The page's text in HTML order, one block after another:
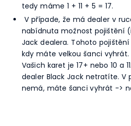
tedy máme 1 + 11 + 5 = 17.
V případe, že má dealer v
nabídnuta možnost pojištění
Jack dealera. Tohoto
kdy máte velkou šanci vyhrát.
Vašich karet je 17+ nebo 10 a
dealer Black Jack netratíte. V
nemá, máte šanci vyhrát ->